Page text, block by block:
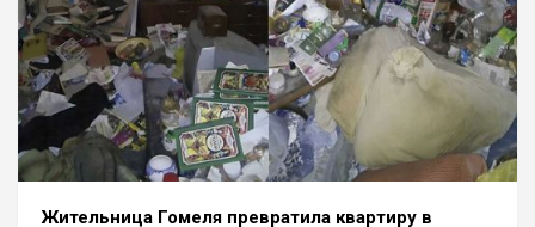
Жительница Гомеля превратила квартиру в